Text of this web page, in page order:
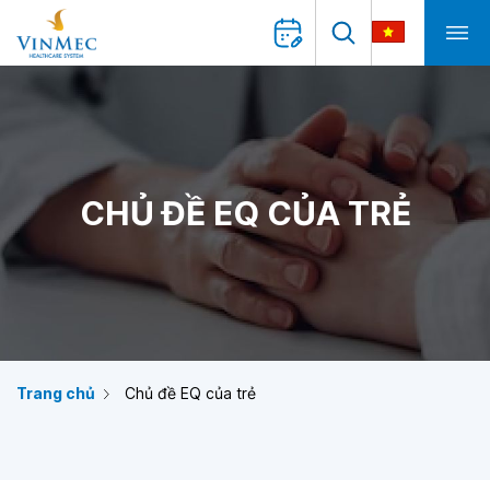
CHỦ ĐỀ EQ CỦA TRẺ
Trang chủ Chủ đề EQ của trẻ